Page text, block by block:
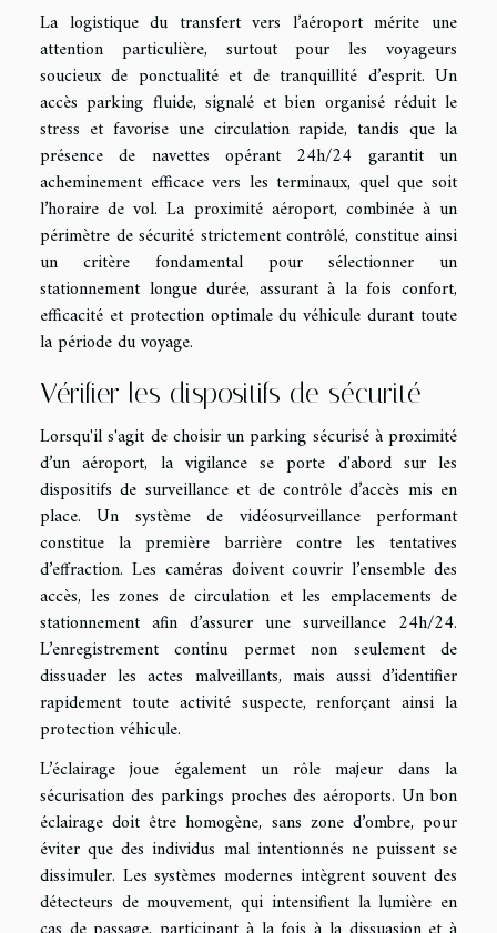
La logistique du transfert vers l’aéroport mérite une
attention particulière, surtout pour les voyageurs
soucieux de ponctualité et de tranquillité d’esprit. Un
accès parking fluide, signalé et bien organisé réduit le
stress et favorise une circulation rapide, tandis que la
présence de navettes opérant 24h/24 garantit un
acheminement efficace vers les terminaux, quel que soit
l’horaire de vol. La proximité aéroport, combinée à un
périmètre de sécurité strictement contrôlé, constitue ainsi
un critère fondamental pour sélectionner un
stationnement longue durée, assurant à la fois confort,
efficacité et protection optimale du véhicule durant toute
la période du voyage.
Vérifier les dispositifs de sécurité
Lorsqu'il s'agit de choisir un parking sécurisé à proximité
d’un aéroport, la vigilance se porte d'abord sur les
dispositifs de surveillance et de contrôle d’accès mis en
place. Un système de vidéosurveillance performant
constitue la première barrière contre les tentatives
d’effraction. Les caméras doivent couvrir l’ensemble des
accès, les zones de circulation et les emplacements de
stationnement afin d’assurer une surveillance 24h/24.
L’enregistrement continu permet non seulement de
dissuader les actes malveillants, mais aussi d’identifier
rapidement toute activité suspecte, renforçant ainsi la
protection véhicule.
L’éclairage joue également un rôle majeur dans la
sécurisation des parkings proches des aéroports. Un bon
éclairage doit être homogène, sans zone d’ombre, pour
éviter que des individus mal intentionnés ne puissent se
dissimuler. Les systèmes modernes intègrent souvent des
détecteurs de mouvement, qui intensifient la lumière en